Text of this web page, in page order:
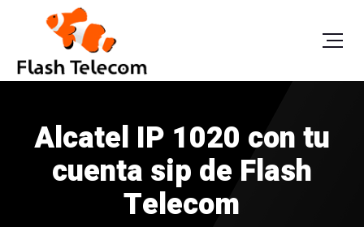
Alcatel IP 1020 con tu
cuenta sip de Flash
Telecom